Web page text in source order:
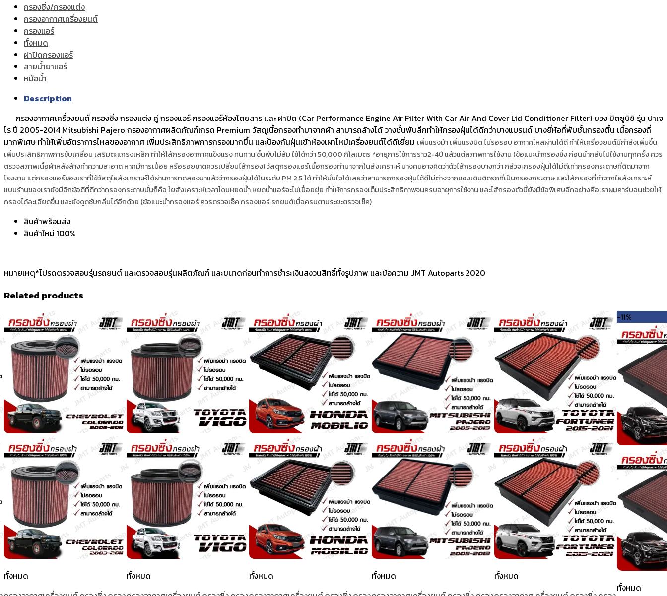
กรองซิ่ง/กรองแต่ง
กรองอากาศเครื่องยนต์
กรองแอร์
ทั้งหมด
ฝาปิดกรองแอร์
สายน้ำยาแอร์
หม้อน้ำ
Description
กรองอากาศเครื่องยนต์ กรองซิ่ง กรองแต่ง คู่ กรองแอร์ กรองแอร์ห้องโดยสาร และ ฝาปิด (Car Performance Engine Air Filter With Car Air And Cover Lid Conditioner Filter) ของ มิตซูบิชิ รุ่น ปาเจ
โร ปี 2005-2014 Mitsubishi Pajero กรองอากาศผลิตภัณฑ์เกรด Premium วัสดุเนื้อกรองทำมาจากผ้า สามารถล้างได้ วางชั้นพับลึกทำให้กรองฝุ่นได้ดีกว่าบางแบรนด์ บางยี่ห้อที่พับชั้นกรองตื้น เนื้อกรองถี่
มากพิเศษ ทำให้เพิ่มอัตราการไหลของอากาศ เพิ่มประสิทธิภาพการกรองมากขึ้น และป้องกันฝุ่นเข้าห้องเผาไหม้เครื่องยนต์ได้ดีเยี่ยม เพิ่มแรงม้า เพิ่มแรงบิด ไม่รอรอบ อากาศไหลผ่านได้ดี ทำให้เครื่องยนต์มีกำลังเพิ่มขึ้น
เพิ่มประสิทธิภาพการขับเคลื่อน เสริมตะแกรงเหล็ก ทำให้ไส้กรองอากาศแข็งแรง ทนทาน ชั้นพับไม่ล้มใช้ได้กว่า 50,000 กิโลเมตร *อายุการใช้การราว2-4ปี แล้วแต่สภาพการใช้งาน (ข้อแนะนำกรองซิ่ง ก่อนนำกลับไปใช้งานทุกครั้ง ควร
ตรวจสภาพเนื้อผ้าหลังล้างทำความสะอาด หากมีการเปื่อย หรือรอยขาดควรเปลี่ยนไส้กรอง) วัสดุกรองแอร์เนื้อกรองทำมาจากในสังเคราะห์ บางคนอาจคิดว่าตัวไส้กรองบางกว่า กลัวจะกรองฝุ่นได้ไม่ดีเท่ากรองกระดาษที่ติดมาจาก
โรงงาน แต่กรองแอร์ของเราที่ใช้วัสดุใยสังเคราะห์ได้ผ่านการทดลองมาแล้วว่ากรองฝุ่นได้ในระดับ PM 2.5 ได้ ทำให้มั่นใจได้เลยว่าสามารถกรองฝุ่นได้ดีไม่ต่างจากของเดิมติดรถที่เป็นกรองกระดาษ และไส้กรองที่ทำจากใยสังเคราะห์
แบบร้านของเรายังมีอีกข้อดีที่ดีกว่ากรองกระดาษนั่นก็คือ ใยสังเคราะห์เวลาโดนหยดน้ำ หยดน้ำแอร์จะไม่เปื่อยยุ่ย ทำให้การกรองเต็มประสิทธิภาพจนครบอายุการใช้งาน และไส้กรองตัวนี้ยังมีข้อพิเศษอีกอย่างคือเราผมคาร์บอนช่วยให้
กรองได้ละเอียดขึ้น และยังดูดซับกลิ่นได้อีกด้วย (ข้อแนะนำกรองแอร์ ควรตรวจเช็ค กรองแอร์ รถยนต์เมื่อครบตามระยะตรวจเช็ค)
สินค้าพร้อมส่ง
สินค้าใหม่ 100%
หมายเหตุ*โปรดตรวจสอบรุ่นรถยนต์ และตรวจสอบรุ่นผลิตภัณฑ์ และขนาดก่อนทำการชำระเงินสงวนสิทธิ์ทั้งรูปภาพ และข้อความ JMT Autoparts 2020
Related products
ทั้งหมด
ทั้งหมด
ทั้งหมด
ทั้งหมด
ทั้งหมด
-11%
ทั้งหมด